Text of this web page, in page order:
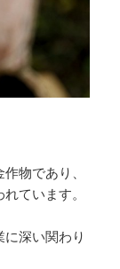
物であり、
ています。
深い関わり